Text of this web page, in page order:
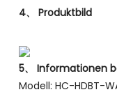
4、 Produktbild
5、 Informationen
Modell: HC-HDBT-